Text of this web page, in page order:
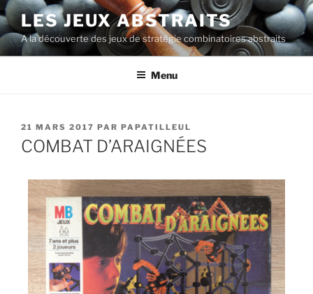
LES JEUX ABSTRAITS
A la découverte des jeux de stratégie combinatoires abstraits
Menu
21 MARS 2017 PAR PAPATILLEUL
COMBAT D’ARAIGNÉES